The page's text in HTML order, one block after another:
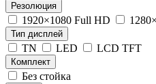
Резолюция
1920×1080 Full HD
Тип дисплей
TN LED LCD TFT
Комплект
Без стойка